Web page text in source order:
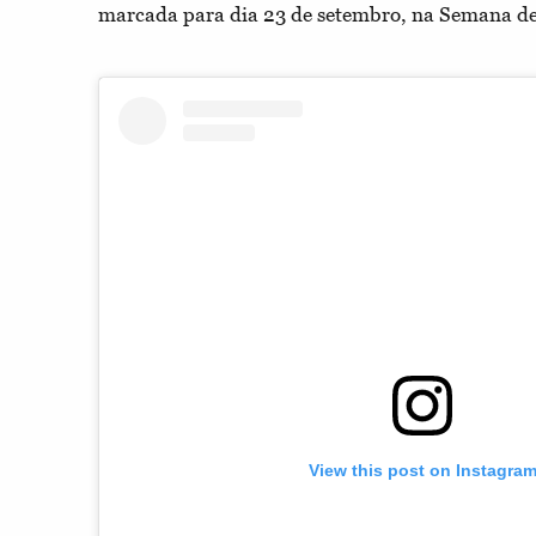
marcada para dia 23 de setembro, na Semana
View this post on Instagram